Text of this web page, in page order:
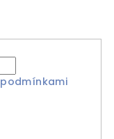
podmínkami